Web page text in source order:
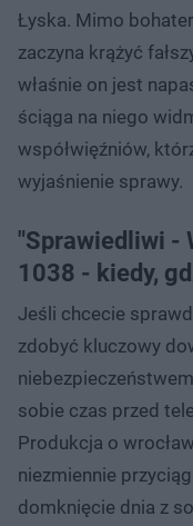
Łyska. Mimo
zaczyna krążyć
właśnie on jest
ściąga na niego
współwięźniów,
wyjaśnienie sprawy.
"Sprawiedliwi -
1038 - kiedy,
Jeśli chcecie
zdobyć kluczowy
sobie czas przed
Produkcja o
niezmiennie
domknięcie dnia z